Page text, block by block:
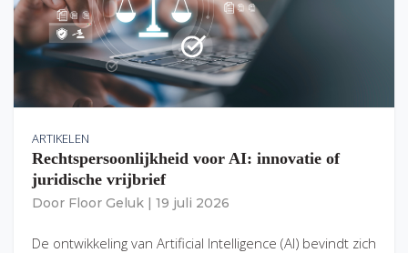
ARTIKELEN
Rechtspersoonlijkheid voor AI: innovatie of
juridische vrijbrief
Door Floor Geluk 19 juli 2026
De ontwikkeling van Artificial Intelligence (AI) bevindt zich